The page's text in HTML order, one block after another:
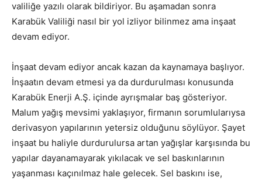
valiliğe yazılı olarak bildiriyor. Bu aşamadan sonra
Karabük Valiliği nasıl bir yol izliyor bilinmez ama inşaat
devam ediyor.
İnşaat devam ediyor ancak kazan da kaynamaya başlıyor.
İnşaatın devam etmesi ya da durdurulması konusunda
Karabük Enerji A.Ş. içinde ayrışmalar baş gösteriyor.
Malum yağış mevsimi yaklaşıyor, firmanın sorumlularıysa
derivasyon yapılarının yetersiz olduğunu söylüyor. Şayet
inşaat bu haliyle durdurulursa artan yağışlar karşısında bu
yapılar dayanamayarak yıkılacak ve sel baskınlarının
yaşanması kaçınılmaz hale gelecek. Sel baskını ise,